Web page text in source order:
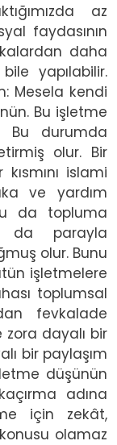
az
faydasının
daha
yapılabilir.
Mesela kendi
Bu işletme
Bu durumda
olur. Bir
islami
ve yardım
da topluma
da parayla
olur. Bunu
işletmelere
toplumsal
fevkalade
dayalı bir
bir paylaşım
düşünün
adına
için zekât,
olamaz